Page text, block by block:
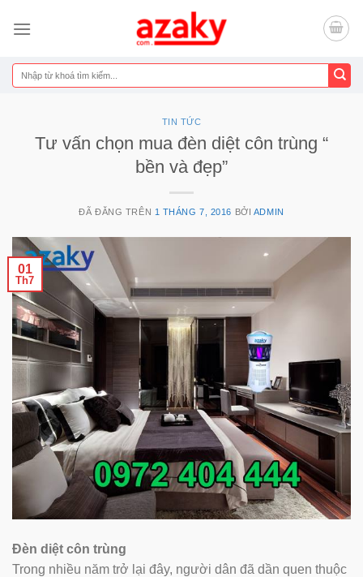
đến
dung
Tìm
kiếm:
TIN TỨC
Tư vấn chọn mua đèn diệt côn trùng “
bền và đẹp”
ĐÃ ĐĂNG TRÊN 1 THÁNG 7, 2016 BỞI ADMIN
01
Th7
Đèn diệt côn trùng
Trong nhiều năm trở lại đây, người dân đã dần quen thuộc